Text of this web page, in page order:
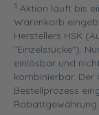
3 Aktion läuft bis
Warenkorb
Herstellers HSK
"Einzelstücke").
einlösbar und
kombinierbar. Der
Bestellprozess
Rabattgewährung